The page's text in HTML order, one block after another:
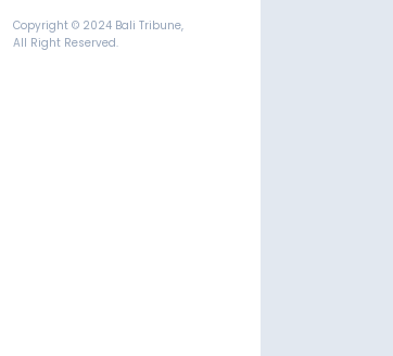
Copyright © 2024 Bali Tribune,
All Right Reserved.